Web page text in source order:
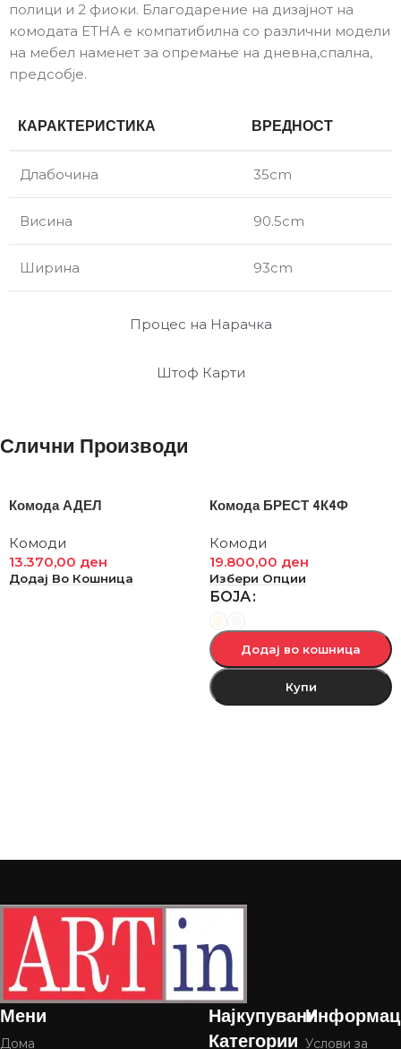
Процес на Нарачка
Штоф Карти
полици и 2 фиоки. Благодарение на дизајнот на
комодата ЕТНА е компатибилна со различни модели
на мебел наменет за опремање на дневна,спална,
предсобје.
КАРАКТЕРИСТИКА ВРЕДНОСТ
Длабочина 35cm
Висина 90.5cm
Ширина 93cm
Слични Производи
Комода АДЕЛ
Комоди
13.370,00 ден
Додај Во Кошница
Комода БРЕСТ 4К4Ф
Комоди
19.800,00 ден
Избери Опции
БОЈА
Додај во кошница
Купи
Мени
Дома
Најкупувани
Категории Услови за